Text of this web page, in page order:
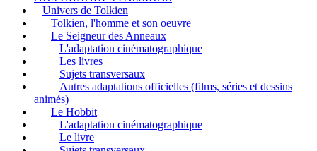
Univers de Tolkien
Tolkien, l'homme et son oeuvre
Le Seigneur des Anneaux
L'adaptation cinématographique
Les livres
Sujets transversaux
Autres adaptations officielles (films, séries et dessins
animés)
Le Hobbit
L'adaptation cinématographique
Le livre